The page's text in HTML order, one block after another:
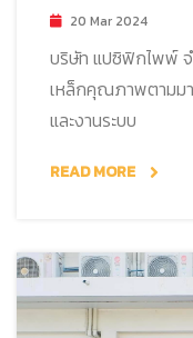
20 Mar 2024
บริษัท แปซิฟิกไพพ์
เหล็กคุณภาพตามม
และงานระบบ
READ MORE